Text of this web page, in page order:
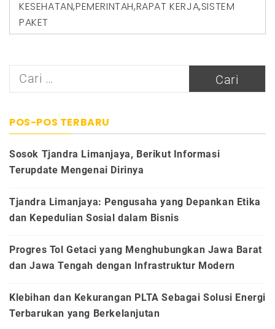
KESEHATAN,PEMERINTAH,RAPAT KERJA,SISTEM
PAKET
Cari
POS-POS TERBARU
Sosok Tjandra Limanjaya, Berikut Informasi
Terupdate Mengenai Dirinya
Tjandra Limanjaya: Pengusaha yang Depankan Etika
dan Kepedulian Sosial dalam Bisnis
Progres Tol Getaci yang Menghubungkan Jawa Barat
dan Jawa Tengah dengan Infrastruktur Modern
Klebihan dan Kekurangan PLTA Sebagai Solusi Energi
Terbarukan yang Berkelanjutan